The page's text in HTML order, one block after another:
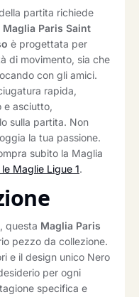
partita richiede
Maglia Paris Saint
è progettata per
di movimento, sia che
con gli amici.
rapida,
e asciutto,
sulla partita. Non
la tua passione.
subito la Maglia
Maglie Ligue 1.
questa Maglia Paris
pezzo da collezione.
e il design unico Nero
per ogni
specifica e